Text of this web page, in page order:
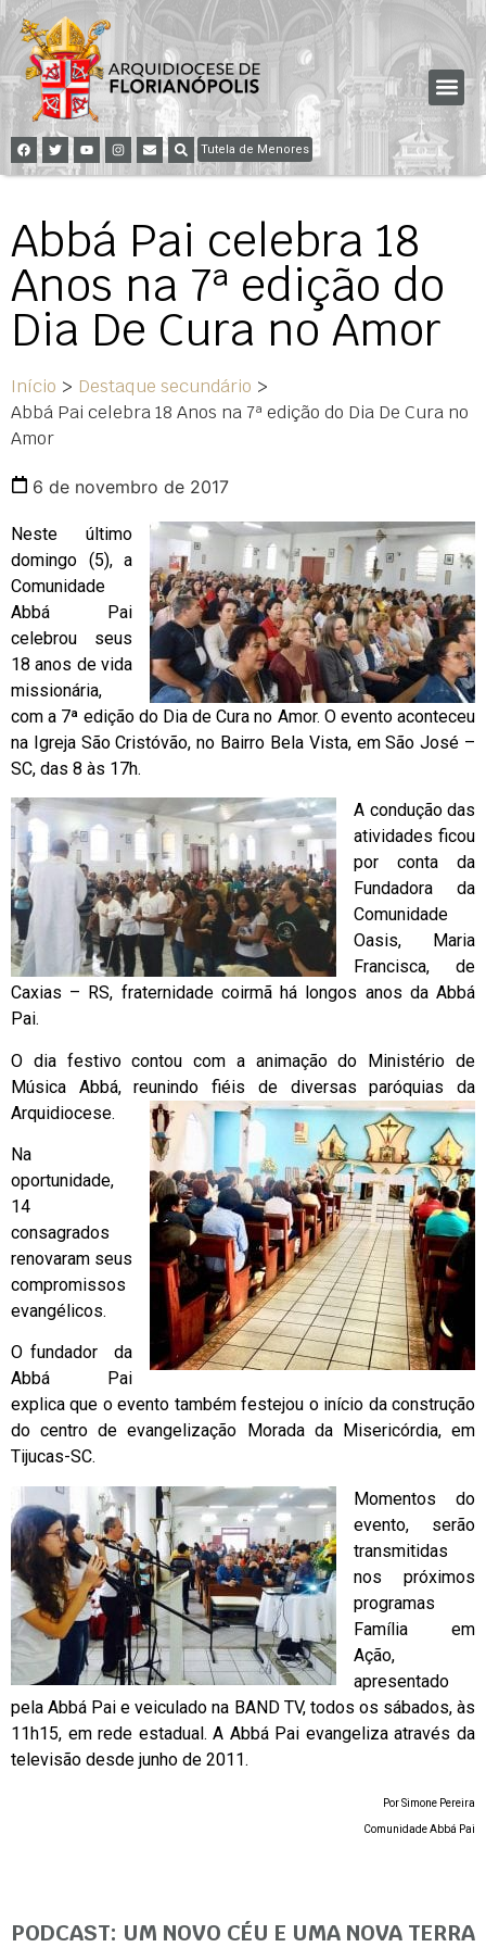
Tutela de Menores
Abbá Pai celebra 18
Anos na 7ª edição do
Dia De Cura no Amor
Início > Destaque secundário >
Abbá Pai celebra 18 Anos na 7ª edição do Dia De Cura no
Amor
6 de novembro de 2017
Neste último
domingo (5), a
Comunidade
Abbá Pai
celebrou seus
18 anos de vida
missionária,
com a 7ª edição do Dia de Cura no Amor. O evento aconteceu
na Igreja São Cristóvão, no Bairro Bela Vista, em São José –
SC, das 8 às 17h.
A condução das
atividades ficou
por conta da
Fundadora da
Comunidade
Oasis, Maria
Francisca, de
Caxias – RS, fraternidade coirmã há longos anos da Abbá
Pai.
O dia festivo contou com a animação do Ministério de
Música Abbá, reunindo fiéis de diversas paróquias da
Arquidiocese.
Na
oportunidade,
14
consagrados
renovaram seus
compromissos
evangélicos.
O fundador da
Abbá Pai
explica que o evento também festejou o início da construção
do centro de evangelização Morada da Misericórdia, em
Tijucas-SC.
Momentos do
evento, serão
transmitidas
nos próximos
programas
Família em
Ação,
apresentado
pela Abbá Pai e veiculado na BAND TV, todos os sábados, às
11h15, em rede estadual. A Abbá Pai evangeliza através da
televisão desde junho de 2011.
Por Simone Pereira
Comunidade Abbá Pai
PODCAST: UM NOVO CÉU E UMA NOVA TERRA